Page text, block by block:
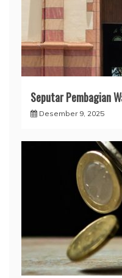
Seputar Pembagian
Desember 9, 2025